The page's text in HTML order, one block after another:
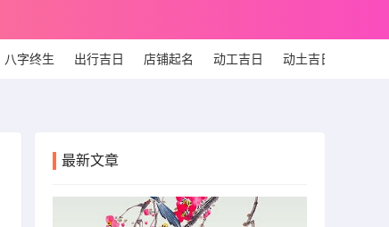
八字终生 出行吉日 店铺起名 动工吉日 动土吉日
最新文章